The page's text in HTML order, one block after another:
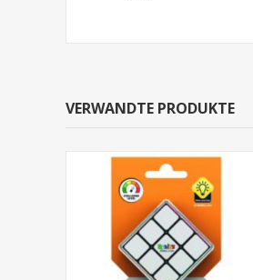
VERWANDTE PRODUKTE